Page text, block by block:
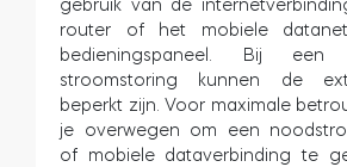
gebruik van de
router of het mobiele
bedieningspaneel. Bij
stroomstoring kunnen de
beperkt zijn. Voor maximale
je overwegen om een
of mobiele dataverbinding te